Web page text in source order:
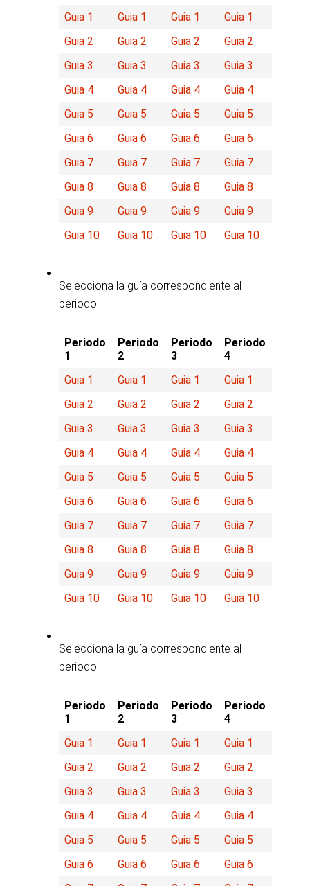
Guia 1
Guia 1 Guia 1
Guia 1
Guia 2
Guia 2 Guia 2
Guia 2
Guia 3
Guia 3 Guia 3
Guia 3
Guia 4
Guia 4 Guia 4
Guia 4
Guia 5
Guia 5 Guia 5
Guia 5
Guia 6
Guia 6 Guia 6
Guia 6
Guia 7
Guia 7 Guia 7
Guia 7
Guia 8
Guia 8 Guia 8
Guia 8
Guia 9
Guia 9 Guia 9
Guia 9
Guia 10
Guia 10 Guia 10 Guia 10
Selecciona la guía correspondiente al
periodo
Periodo
1
Periodo
2
Periodo
3
Periodo
4
Guia 1
Guia 1 Guia 1
Guia 1
Guia 2
Guia 2 Guia 2
Guia 2
Guia 3
Guia 3 Guia 3
Guia 3
Guia 4
Guia 4 Guia 4
Guia 4
Guia 5
Guia 5 Guia 5
Guia 5
Guia 6
Guia 6 Guia 6
Guia 6
Guia 7
Guia 7 Guia 7
Guia 7
Guia 8
Guia 8 Guia 8
Guia 8
Guia 9
Guia 9 Guia 9
Guia 9
Guia 10
Guia 10 Guia 10 Guia 10
Selecciona la guía correspondiente al
periodo
Periodo
1
Periodo
2
Periodo
3
Periodo
4
Guia 1
Guia 1 Guia 1
Guia 1
Guia 2
Guia 2 Guia 2
Guia 2
Guia 3
Guia 3 Guia 3
Guia 3
Guia 4
Guia 4 Guia 4
Guia 4
Guia 5
Guia 5 Guia 5
Guia 5
Guia 6
Guia 6 Guia 6
Guia 6